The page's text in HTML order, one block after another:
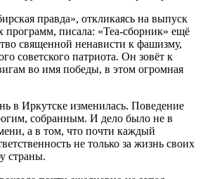
правда», откликаясь на выпуск
писала: «Теа-сборник» ещё
священной ненависти к фашизму,
советского патриота. Он зовёт к
во имя победы, в этом огромная
в Иркутске изменилась. Поведение
собранным. И дело было не в
а в том, что почти каждый
не только за жизнь своих
страны.